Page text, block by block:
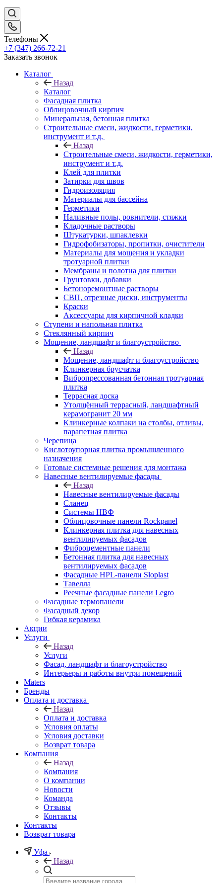
Телефоны
+7 (347) 266-72-21
Заказать звонок
Каталог
Назад
Каталог
Фасадная плитка
Облицовочный кирпич
Минеральная, бетонная плитка
Строительные смеси, жидкости, герметики,
инструмент и т.д.
Назад
Строительные смеси, жидкости, герметики,
инструмент и т.д.
Клей для плитки
Затирки для швов
Гидроизоляция
Материалы для бассейна
Герметики
Наливные полы, ровнители, стяжки
Кладочные растворы
Штукатурки, шпаклевки
Гидрофобизаторы, пропитки, очистители
Материалы для мощения и укладки
тротуарной плитки
Мембраны и полотна для плитки
Грунтовки, добавки
Бетоноремонтные растворы
СВП, отрезные диски, инструменты
Краски
Аксессуары для кирпичной кладки
Ступени и напольная плитка
Cтеклянный кирпич
Мощение, ландшафт и благоустройство
Назад
Мощение, ландшафт и благоустройство
Клинкерная брусчатка
Вибропрессованная бетонная тротуарная
плитка
Террасная доска
Утолщённый террасный, ландшафтный
керамогранит 20 мм
Клинкерные колпаки на столбы, отливы,
парапетная плитка
Черепица
Кислотоупорная плитка промышленного
назначения
Готовые системные решения для монтажа
Навесные вентилируемые фасады
Назад
Навесные вентилируемые фасады
Сланец
Системы НВФ
Облицовочные панели Rockpanel
Клинкерная плитка для навесных
вентилируемых фасадов
Фиброцементные панели
Бетонная плитка для навесных
вентилируемых фасадов
Фасадные HPL-панели Sloplast
Тавелла
Реечные фасадные панели Legro
Фасадные термопанели
Фасадный декор
Гибкая керамика
Акции
Услуги
Назад
Услуги
Фасад, ландшафт и благоустройство
Интерьеры и работы внутри помещений
Maters
Бренды
Оплата и доставка
Назад
Оплата и доставка
Условия оплаты
Условия доставки
Возврат товара
Компания
Назад
Компания
О компании
Новости
Команда
Отзывы
Контакты
Контакты
Возврат товара
Уфа
Назад